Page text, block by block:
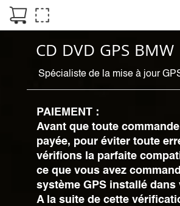
CD DVD GPS BMW
Spécialiste de la mise à jour
PAIEMENT :
Avant que toute
payée, pour éviter toute
vérifions la parfaite
ce que vous avez
système GPS installé dans
A la suite de cette